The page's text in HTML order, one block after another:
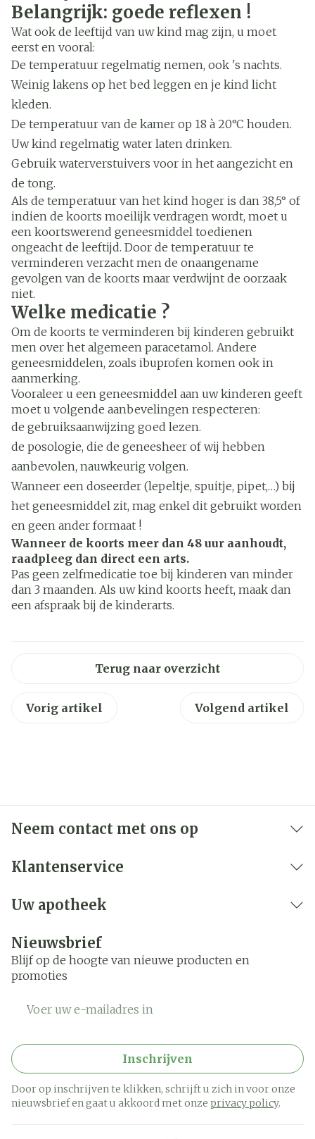
Belangrijk: goede reflexen !
Wat ook de leeftijd van uw kind mag zijn, u moet
eerst en vooral:
De temperatuur regelmatig nemen, ook 's nachts.
Weinig lakens op het bed leggen en je kind licht
kleden.
De temperatuur van de kamer op 18 à 20°C houden.
Uw kind regelmatig water laten drinken.
Gebruik waterverstuivers voor in het aangezicht en
de tong.
Als de temperatuur van het kind hoger is dan 38,5° of
indien de koorts moeilijk verdragen wordt, moet u
een koortswerend geneesmiddel toedienen
ongeacht de leeftijd. Door de temperatuur te
verminderen verzacht men de onaangename
gevolgen van de koorts maar verdwijnt de oorzaak
niet.
Welke medicatie ?
Om de koorts te verminderen bij kinderen gebruikt
men over het algemeen paracetamol. Andere
geneesmiddelen, zoals ibuprofen komen ook in
aanmerking.
Vooraleer u een geneesmiddel aan uw kinderen geeft
moet u volgende aanbevelingen respecteren:
de gebruiksaanwijzing goed lezen.
de posologie, die de geneesheer of wij hebben
aanbevolen, nauwkeurig volgen.
Wanneer een doseerder (lepeltje, spuitje, pipet,…) bij
het geneesmiddel zit, mag enkel dit gebruikt worden
en geen ander formaat !
Wanneer de koorts meer dan 48 uur aanhoudt,
raadpleeg dan direct een arts.
Pas geen zelfmedicatie toe bij kinderen van minder
dan 3 maanden. Als uw kind koorts heeft, maak dan
een afspraak bij de kinderarts.
Terug naar overzicht
Vorig artikel Volgend artikel
Neem contact met ons op
Klantenservice
Uw apotheek
Nieuwsbrief
Blijf op de hoogte van nieuwe producten en
promoties
Inschrijven
Door op inschrijven te klikken, schrijft u zich in voor onze
nieuwsbrief en gaat u akkoord met onze privacy policy.